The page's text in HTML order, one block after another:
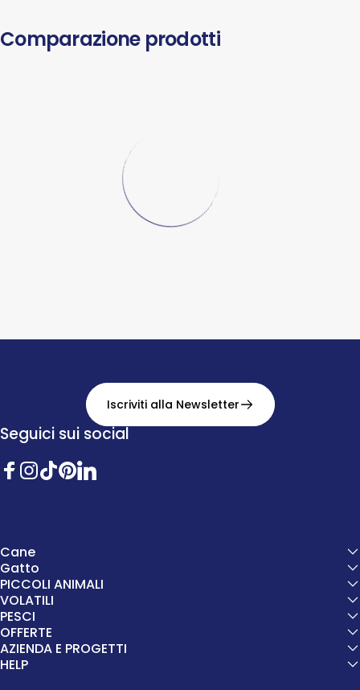
Comparazione prodotti
Iscriviti alla Newsletter
Seguici sui social
Cane
Gatto
PICCOLI ANIMALI
VOLATILI
PESCI
OFFERTE
AZIENDA E PROGETTI
HELP